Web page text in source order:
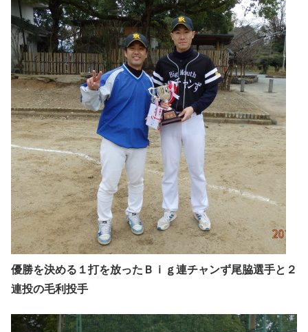
優勝を決める１打を放ったＢｉｇ連チャンず尾脇選手と２
連投の毛利投手